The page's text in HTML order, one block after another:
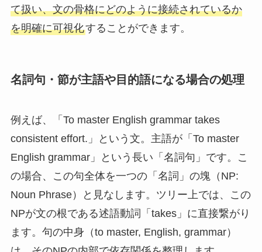
て扱い、文の骨格にどのように接続されているか
を明確に可視化することができます。
名詞句・節が主語や目的語になる場合の処理
例えば、「To master English grammar takes
consistent effort.」という文。主語が「To master
English grammar」という長い「名詞句」です。こ
の場合、この句全体を一つの「名詞」の塊（NP:
Noun Phrase）と見なします。ツリー上では、この
NPが文の根である述語動詞「takes」に直接繋がり
ます。句の中身（to master, English, grammar）